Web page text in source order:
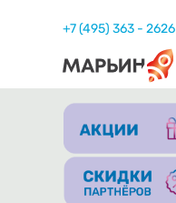
+7 (495) 363 - 2626